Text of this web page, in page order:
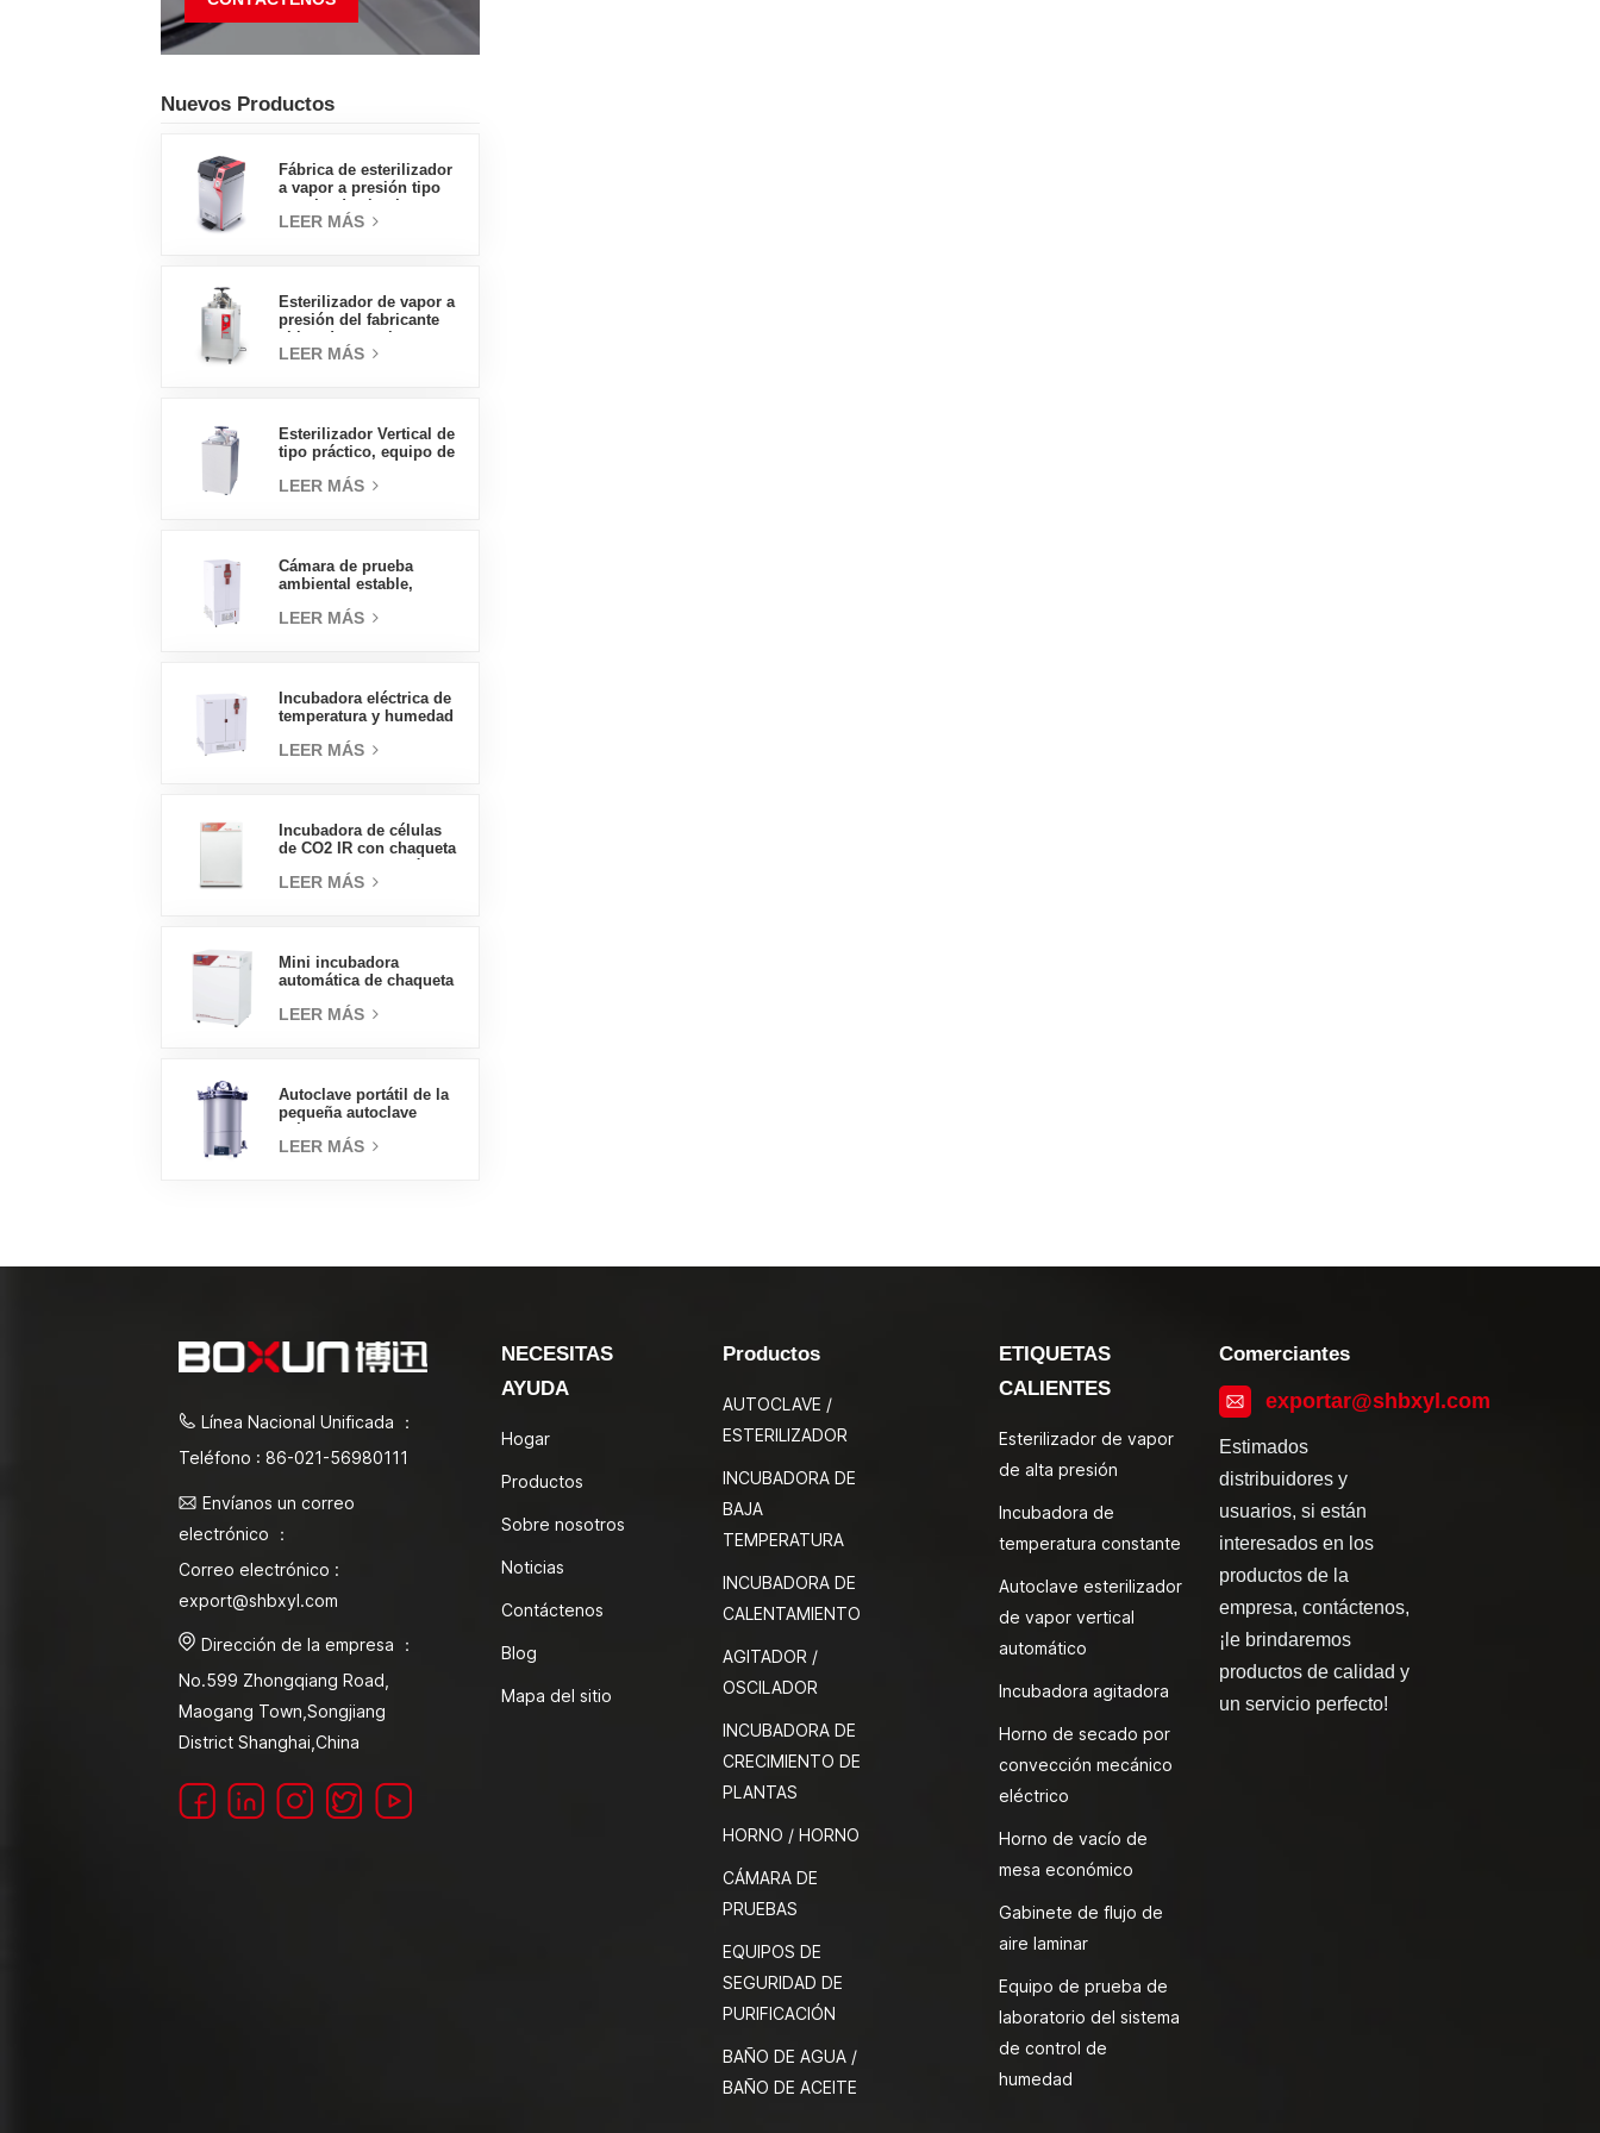
Nuevos Productos
Fábrica de esterilizador
a vapor a presión tipo
pedal tipo insignia de
LEER MÁS
Esterilizador de vapor a
presión del fabricante
vertical de tipo
LEER MÁS
Esterilizador Vertical de
tipo práctico, equipo de
Vertical, esterilizador de
LEER MÁS
Cámara de prueba
ambiental estable,
laboratorio, precio al
LEER MÁS
Incubadora eléctrica de
temperatura y humedad
suministros de
LEER MÁS
Incubadora de células
de CO2 IR con chaqueta
160L Incubadoras
LEER MÁS
Mini incubadora
automática de chaqueta
laboratorio, tipo
LEER MÁS
Autoclave portátil de la
pequeña autoclave
de vapor 18L
LEER MÁS
Línea Nacional Unificada ：
Teléfono : 86-021-56980111
Envíanos un correo
electrónico ：
Correo electrónico :
export@shbxyl.com
Dirección de la empresa ：
No.599 Zhongqiang Road,
Maogang Town,Songjiang
District Shanghai,China
NECESITAS
AYUDA
Hogar
Productos
Sobre nosotros
Noticias
Contáctenos
Blog
Mapa del sitio
Productos
AUTOCLAVE /
ESTERILIZADOR
INCUBADORA DE
BAJA
TEMPERATURA
INCUBADORA DE
CALENTAMIENTO
AGITADOR /
OSCILADOR
INCUBADORA DE
CRECIMIENTO DE
PLANTAS
HORNO / HORNO
CÁMARA DE
PRUEBAS
EQUIPOS DE
SEGURIDAD DE
PURIFICACIÓN
BAÑO DE AGUA /
BAÑO DE ACEITE
ETIQUETAS
CALIENTES
Esterilizador de vapor
de alta presión
Incubadora de
temperatura constante
Autoclave esterilizador
de vapor vertical
automático
Incubadora agitadora
Horno de secado por
convección mecánico
eléctrico
Horno de vacío de
mesa económico
Gabinete de flujo de
aire laminar
Equipo de prueba de
laboratorio del sistema
de control de
humedad
Comerciantes
exportar@shbxyl.com
Estimados
distribuidores y
usuarios, si están
interesados en los
productos de la
empresa, contáctenos,
¡le brindaremos
productos de calidad y
un servicio perfecto!